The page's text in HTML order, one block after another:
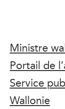
Ministre
Portail de
Service
Wallonie